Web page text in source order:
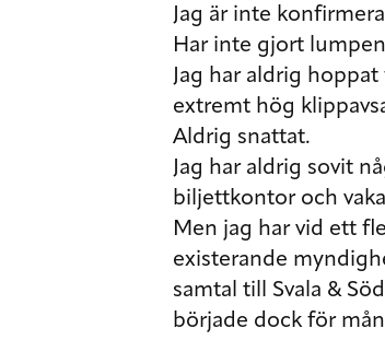
Jag är inte
Har inte gjort
Jag har aldrig
extremt hög
Aldrig snattat.
Jag har aldrig sovit
biljettkontor och
Men jag har vid ett
existerande
samtal till Svala &
började dock för